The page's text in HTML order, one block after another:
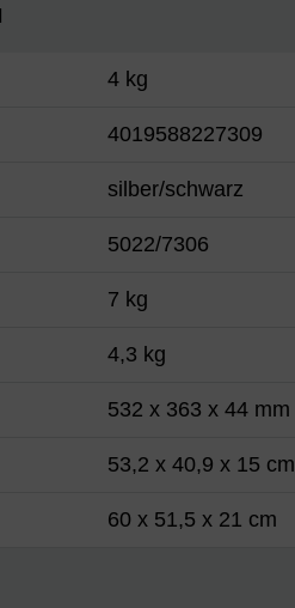
4 kg
4019588227309
silber/schwarz
5022/7306
7 kg
4,3 kg
532 x 363 x 44 mm
53,2 x 40,9 x 15 cm
60 x 51,5 x 21 cm